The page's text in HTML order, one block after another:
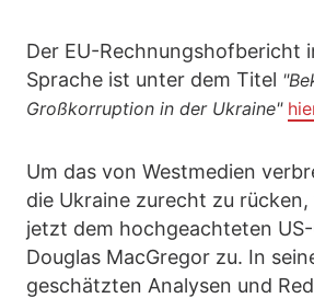
Der EU-Rechnungshofbericht
Sprache ist unter dem Titel
Großkorruption in der Ukraine"
Um das von Westmedien
die Ukraine zurecht zu
jetzt dem hochgeachteten
Douglas MacGregor zu. In
geschätzten Analysen und